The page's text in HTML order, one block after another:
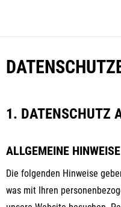
HEIMA
Skip
1. DATENSCHUTZ
ALLGEMEINE HINWEISE
Die folgenden Hinweise
was mit Ihren